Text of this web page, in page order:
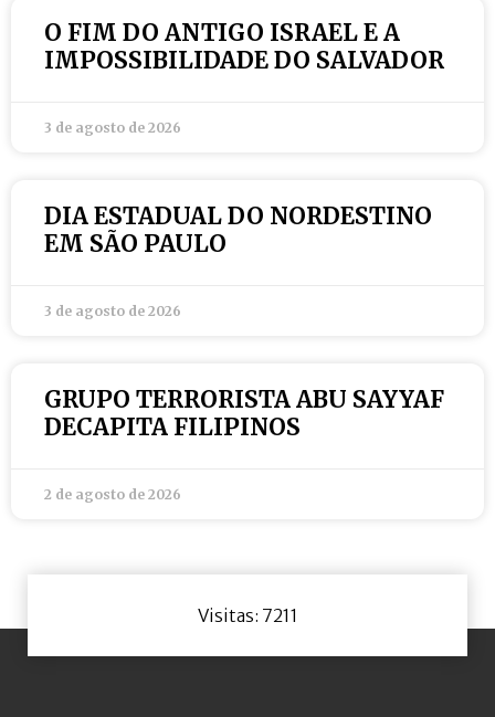
O FIM DO ANTIGO ISRAEL E A
IMPOSSIBILIDADE DO SALVADOR
3 de agosto de 2026
DIA ESTADUAL DO NORDESTINO
EM SÃO PAULO
3 de agosto de 2026
GRUPO TERRORISTA ABU SAYYAF
DECAPITA FILIPINOS
2 de agosto de 2026
Visitas: 7211